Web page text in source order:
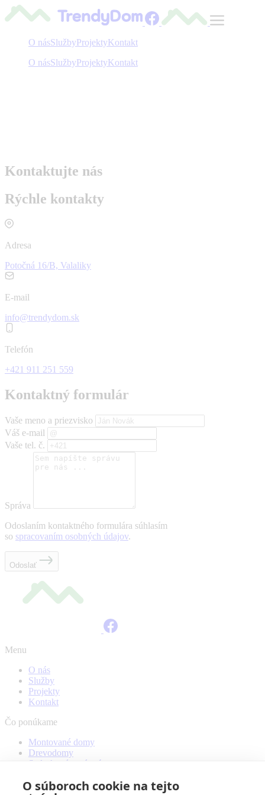
O násSlužbyProjektyKontakt
O násSlužbyProjektyKontakt
Kontaktujte nás
Rýchle kontakty
Adresa
Potočná 16/B, Valaliky
E-mail
info@trendydom.sk
Telefón
+421 911 251 559
Kontaktný formulár
Vaše meno a priezvisko
Váš e-mail
Vaše tel. č.
Správa
Odoslaním kontaktného formulára súhlasím
so spracovaním osobných údajov.
Odoslať
Menu
O nás
Služby
Projekty
Kontakt
Čo ponúkame
Montované domy
Drevodomy
Sadrokartónové práce
Informácie
O súboroch cookie na tejto